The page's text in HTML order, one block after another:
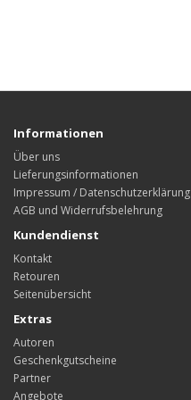
Informationen
Über uns
Lieferungsinformationen
Impressum / Datenschutzerklärung
AGB und Widerrufsbelehrung
Kundendienst
Kontakt
Retouren
Seitenübersicht
Extras
Autoren
Geschenkgutscheine
Partner
Angebote